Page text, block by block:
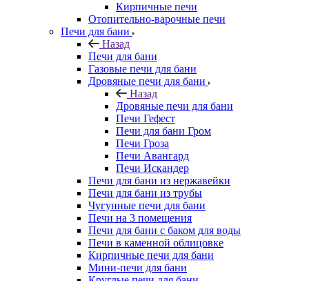
Кирпичные печи
Отопительно-варочные печи
Печи для бани
Назад
Печи для бани
Газовые печи для бани
Дровяные печи для бани
Назад
Дровяные печи для бани
Печи Гефест
Печи для бани Гром
Печи Гроза
Печи Авангард
Печи Искандер
Печи для бани из нержавейки
Печи для бани из трубы
Чугунные печи для бани
Печи на 3 помещения
Печи для бани с баком для воды
Печи в каменной облицовке
Кирпичные печи для бани
Мини-печи для бани